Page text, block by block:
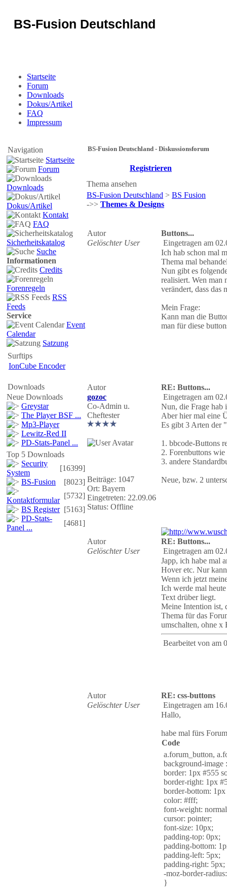
BS-Fusion Deutschland
Startseite
Forum
Downloads
Dokus/Artikel
FAQ
Impressum
Navigation
Startseite
Forum
Downloads
Dokus/Artikel
Kontakt
FAQ
Sicherheitskatalog
Suche
Informationen
Credits
Forenregeln
RSS
Feeds
Service
Event
Calendar
Satzung
Surftips
IonCube Encoder
Downloads
Neue Downloads
Greystar
The Player BSF ...
Mp3-Player
Lewitz-Red II
PD-Stats-Panel ...
Top 5 Downloads
Security
System
[16399]
BS-Fusion
[8023]
Kontaktformular
[5732]
BS Register [5163]
PD-Stats-
Panel ...
[4681]
BS-Fusion Deutschland - Diskussionsforum
Registrieren
Thema ansehen
BS-Fusion Deutschland > BS Fusion
->> Themes & Designs
Autor
Buttons...
Gelöschter User
Eingetragen am
Ich hab schon mal
Thema mal
Nun gibt es
realisiert. Wen man
verändert, dass das
Mein Frage:
Kann man die
man für diese
Autor
RE: Buttons...
gozoc
Co-Admin u.
Cheftester
Beiträge: 1047
Ort: Bayern
Eingetreten: 22.09.06
Status: Offline
Eingetragen am
Nun, die Frage hab
Aber hier mal eine
Es gibt 3 Arten der
1. bbcode-Buttons
2. Forenbuttons
3. andere
Neue, bzw. 2
Autor
RE: Buttons...
Gelöschter User
Eingetragen am
Japp, ich habe mal
Hover etc. Nur
Wenn ich jetzt
Ich werde mal
Text drüber liegt.
Meine Intention ist,
Thema für das
umschalten, ohne x
Bearbeitet von am
Autor
RE: css-buttons
Gelöschter User
Eingetragen am
Hallo,
habe mal fürs
Code
a.forum_button,
background-image
border: 1px #555
border-right: 1px
border-bottom:
color: #fff;
font-weight:
cursor: pointer;
font-size: 10px;
padding-top: 0px;
padding-bottom:
padding-left: 5px;
padding-right: 5px;
-moz-border-
}